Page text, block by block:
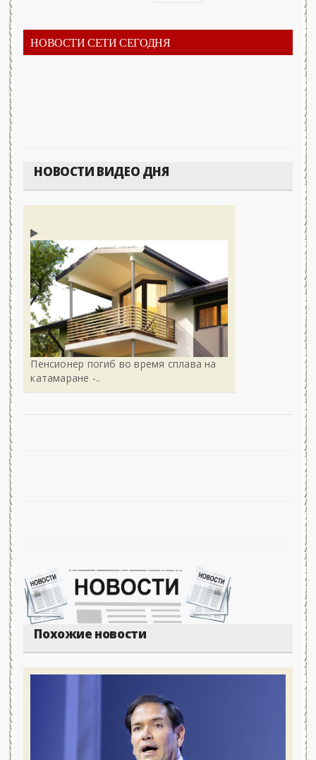
НОВОСТИ СЕТИ СЕГОДНЯ
НОВОСТИ ВИДЕО ДНЯ
Пенсионер погиб во время сплава на
катамаране -..
Похожие новости